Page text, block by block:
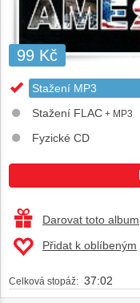
99 Kč
Stažení MP3
Stažení FLAC + MP3
Fyzické CD
Darovat toto album
Přidat k oblíbeným
Celková stopáž: 37:02